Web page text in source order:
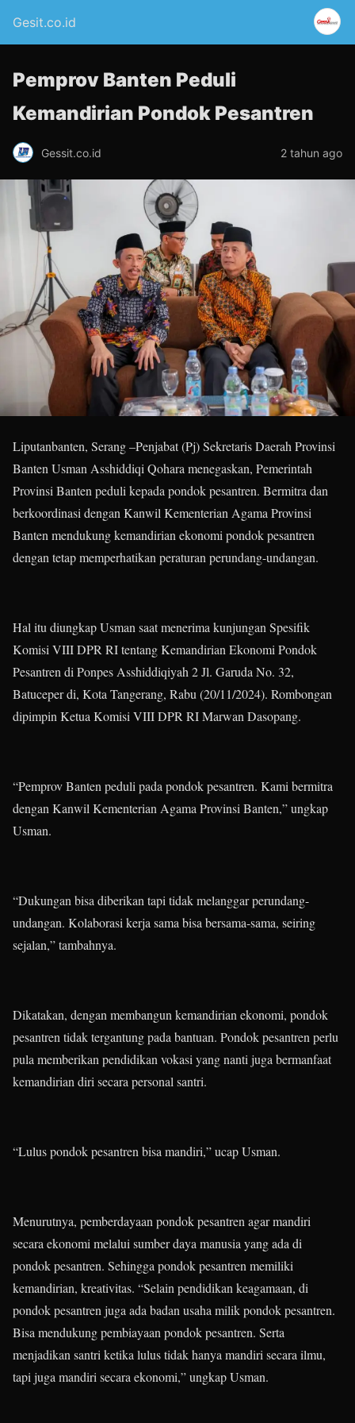
Gesit.co.id
Pemprov Banten Peduli
Kemandirian Pondok Pesantren
Gessit.co.id 2 tahun ago
Liputanbanten, Serang –Penjabat (Pj) Sekretaris Daerah Provinsi
Banten Usman Asshiddiqi Qohara menegaskan, Pemerintah
Provinsi Banten peduli kepada pondok pesantren. Bermitra dan
berkoordinasi dengan Kanwil Kementerian Agama Provinsi
Banten mendukung kemandirian ekonomi pondok pesantren
dengan tetap memperhatikan peraturan perundang-undangan.
Hal itu diungkap Usman saat menerima kunjungan Spesifik
Komisi VIII DPR RI tentang Kemandirian Ekonomi Pondok
Pesantren di Ponpes Asshiddiqiyah 2 Jl. Garuda No. 32,
Batuceper di, Kota Tangerang, Rabu (20/11/2024). Rombongan
dipimpin Ketua Komisi VIII DPR RI Marwan Dasopang.
“Pemprov Banten peduli pada pondok pesantren. Kami bermitra
dengan Kanwil Kementerian Agama Provinsi Banten,” ungkap
Usman.
“Dukungan bisa diberikan tapi tidak melanggar perundang-
undangan. Kolaborasi kerja sama bisa bersama-sama, seiring
sejalan,” tambahnya.
Dikatakan, dengan membangun kemandirian ekonomi, pondok
pesantren tidak tergantung pada bantuan. Pondok pesantren perlu
pula memberikan pendidikan vokasi yang nanti juga bermanfaat
kemandirian diri secara personal santri.
“Lulus pondok pesantren bisa mandiri,” ucap Usman.
Menurutnya, pemberdayaan pondok pesantren agar mandiri
secara ekonomi melalui sumber daya manusia yang ada di
pondok pesantren. Sehingga pondok pesantren memiliki
kemandirian, kreativitas. “Selain pendidikan keagamaan, di
pondok pesantren juga ada badan usaha milik pondok pesantren.
Bisa mendukung pembiayaan pondok pesantren. Serta
menjadikan santri ketika lulus tidak hanya mandiri secara ilmu,
tapi juga mandiri secara ekonomi,” ungkap Usman.